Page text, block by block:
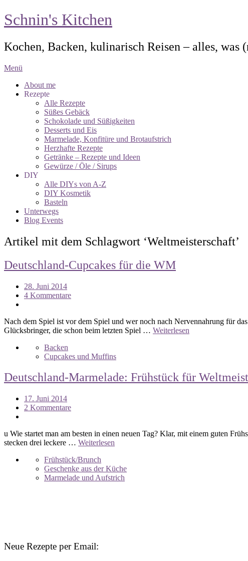
Schnin's Kitchen
Kochen, Backen, kulinarisch Reisen – alles,
Menü
About me
Rezepte
Alle Rezepte
Süßes Gebäck
Schokolade und Süßigkeiten
Desserts und Eis
Marmelade, Konfitüre und Brotaufstrich
Herzhafte Rezepte
Getränke – Rezepte und Ideen
Gewürze / Öle / Sirups
DIY
Alle DIYs von A-Z
DIY Kosmetik
Basteln
Unterwegs
Blog Events
Artikel mit dem Schlagwort ‘Weltmeisterschaft’
Deutschland-Cupcakes für die WM
28. Juni 2014
4 Kommentare
Nach dem Spiel ist vor dem Spiel und wer noch nach Nervennahrung für
Glücksbringer, die schon beim letzten Spiel … Weiterlesen
Backen
Cupcakes und Muffins
Deutschland-Marmelade: Frühstück für
17. Juni 2014
2 Kommentare
u Wie startet man am besten in einen neuen Tag? Klar, mit einem guten
stecken drei leckere … Weiterlesen
Frühstück/Brunch
Geschenke aus der Küche
Marmelade und Aufstrich
Neue Rezepte per Email: